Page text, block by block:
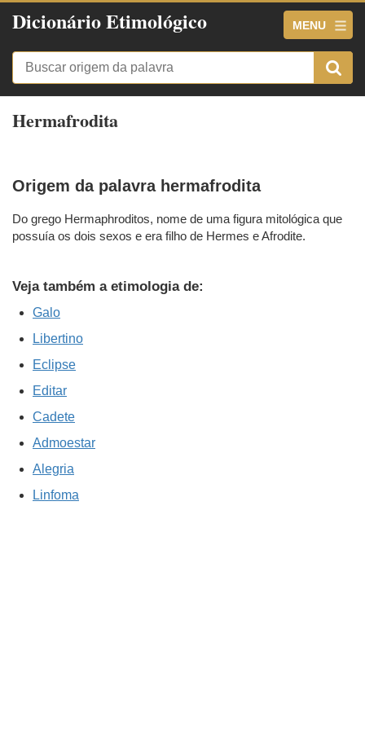
Dicionário Etimológico MENU
Hermafrodita
Origem da palavra hermafrodita
Do grego Hermaphroditos, nome de uma figura mitológica que
possuía os dois sexos e era filho de Hermes e Afrodite.
Veja também a etimologia de:
Galo
Libertino
Eclipse
Editar
Cadete
Admoestar
Alegria
Linfoma